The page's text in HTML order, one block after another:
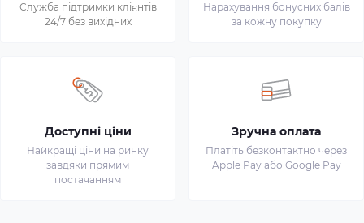
Служба підтримки клієнтів
24/7 без вихідних
Нарахування бонусних балів
за кожну покупку
Доступні ціни
Найкращі ціни на ринку
завдяки прямим
постачанням
Зручна оплата
Платіть безконтактно через
Apple Pay або Google Pay